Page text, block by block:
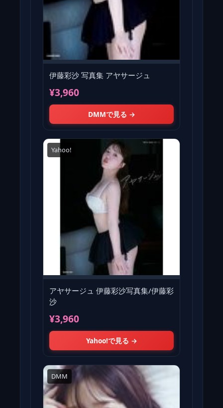
伊藤彩沙 写真集 アヤサージュ
¥3,960
DMMで見る →
Yahoo!
アヤサージュ 伊藤彩沙写真集/伊藤彩
沙
¥3,960
Yahoo!で見る →
DMM